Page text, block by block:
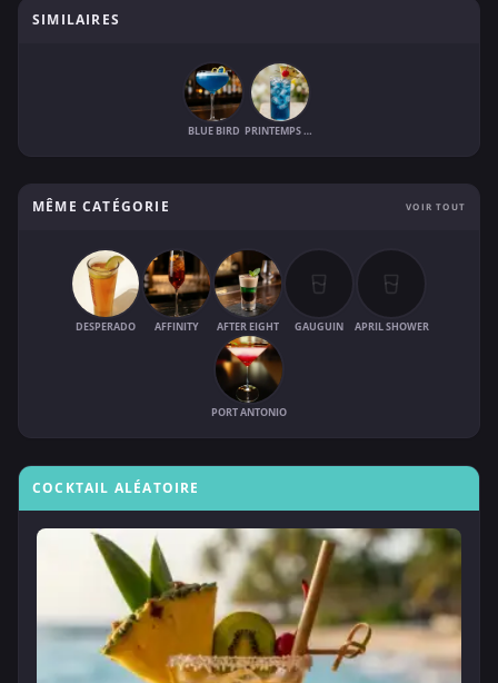
SIMILAIRES
BLUE BIRD PRINTEMPS BLEU
MÊME CATÉGORIE VOIR TOUT
DESPERADO AFFINITY AFTER EIGHT GAUGUIN APRIL SHOWER
PORT ANTONIO
COCKTAIL ALÉATOIRE